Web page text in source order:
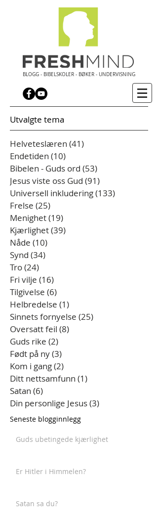
BLOGG - BIBELSKOLER - BØKER - UNDERVISNING
Seneste blogginnlegg
Utvalgte tema
Helveteslæren (41)
Endetiden (10)
Bibelen - Guds ord (53)
Jesus viste oss Gud (91)
Universell inkludering(133)
Frelse (25)
Menighet(19)
Kjærlighet(39)
Nåde (10)
Synd (34)
Tro(24)
Fri vilje (16)
Tilgivelse (6)
Helbredelse (1)
Sinnets fornyelse (25)
Oversatt feil (8)
Guds rike (2)
Født på ny(3)
Kom i gang(2)
Ditt nettsamfunn (1)
Satan (6)
Din personlige Jesus(3)
Guds ubetingede kjærlighet
Er Hitler i Himmelen?
Satan sa du?